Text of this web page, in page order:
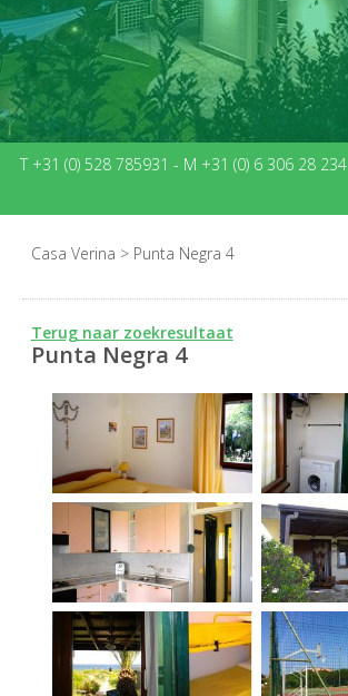
T +31 (0) 528 785931 - M +31 (0) 6 306 28 234
Casa Verina > Punta Negra 4
Terug naar zoekresultaat
Punta Negra 4